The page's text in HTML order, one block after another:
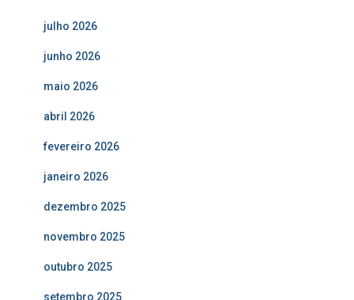
julho 2026
junho 2026
maio 2026
abril 2026
fevereiro 2026
janeiro 2026
dezembro 2025
novembro 2025
outubro 2025
setembro 2025